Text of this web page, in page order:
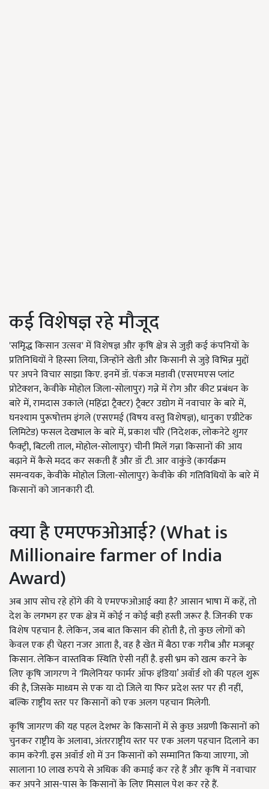
कई विशेषज्ञ रहे मौजूद
'समृिद्ध किसान उत्सव' में विशेषज्ञ और कृषि क्षेत्र से जुड़ी कई कंपनियों के
प्रतिनिधियों ने हिस्सा लिया, जिन्होंने खेती और किसानी से जुड़े विभिन्न मुद्दों
पर अपने विचार साझा किए. इनमें डॉ. पंकज मडावी (एसएमएस प्लांट
प्रोटेक्शन, केवीके मोहोल जिला-सोलापुर) गन्ने में रोग और कीट प्रबंधन के
बारे में, रामदास उकाले (महिंद्रा ट्रैक्टर) ट्रैक्टर उद्योग में नवाचार के बारे में,
घनश्याम पुरूषोत्तम इंगले (एसएमई (विषय वस्तु विशेषज्ञ), धानुका एग्रीटेक
लिमिटेड) फसल देखभाल के बारे में, प्रकाश चौरे (निदेशक, लोकनेटे शुगर
फैक्ट्री, बिटली ताल, मोहोल-सोलापुर) चीनी मिलें गन्ना किसानों की आय
बढ़ाने में कैसे मदद कर सकती हैं और डॉ टी. आर वाकुंडे (कार्यक्रम
समन्वयक, केवीके मोहोल जिला-सोलापुर) केवीके की गतिविधियों के बारे में
किसानों को जानकारी दी.
क्या है एमएफओआई? (What is
Millionaire farmer of India
Award)
अब आप सोच रहे होंगे की ये एमएफओआई क्या है? आसान भाषा में कहें, तो
देश के लगभग हर एक क्षेत्र में कोई न कोई बड़ी हस्ती जरूर है. जिनकी एक
विशेष पहचान है. लेकिन, जब बात किसान की होती है, तो कुछ लोगों को
केवल एक ही चेहरा नजर आता है, वह है खेत में बैठा एक गरीब और मजबूर
किसान. लेकिन वास्तविक स्थिति ऐसी नहीं है. इसी भ्रम को खत्म करने के
लिए कृषि जागरण ने 'मिलेनियर फार्मर ऑफ इंडिया’ अवॉर्ड शो की पहल शुरू
की है, जिसके माध्यम से एक या दो जिले या फिर प्रदेश स्तर पर ही नहीं,
बल्कि राष्ट्रीय स्तर पर किसानों को एक अलग पहचान मिलेगी.
कृषि जागरण की यह पहल देशभर के किसानों में से कुछ अग्रणी किसानों को
चुनकर राष्ट्रीय के अलावा, अंतरराष्ट्रीय स्तर पर एक अलग पहचान दिलाने का
काम करेगी. इस अवॉर्ड शो में उन किसानों को सम्मानित किया जाएगा, जो
सालाना 10 लाख रुपये से अधिक की कमाई कर रहे हैं और कृषि में नवाचार
कर अपने आस-पास के किसानों के लिए मिसाल पेश कर रहे हैं.